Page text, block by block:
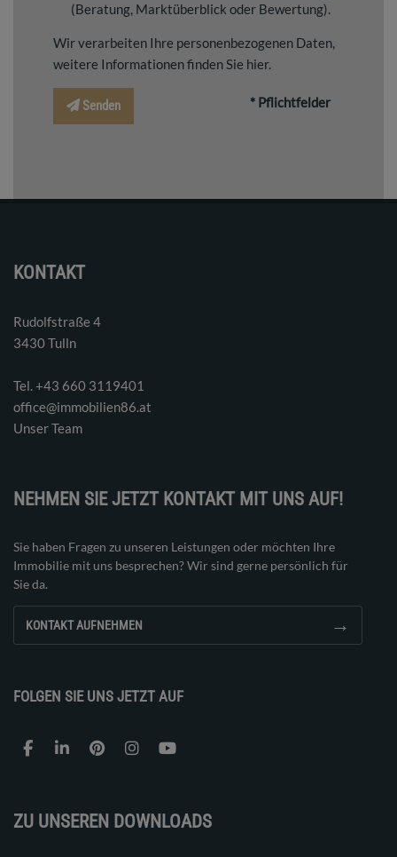
(Beratung, Marktüberblick oder Bewertung).
Wir verarbeiten Ihre personenbezogenen Daten,
weitere Informationen finden Sie hier.
Senden * Pflichtfelder
KONTAKT
Rudolfstraße 4
3430 Tulln
Tel. ‭+43 660 3119401‬
office@immobilien86.at
Unser Team
NEHMEN SIE JETZT KONTAKT MIT UNS AUF!
Sie haben Fragen zu unseren Leistungen oder möchten Ihre
Immobilie mit uns besprechen? Wir sind gerne persönlich für
Sie da.
KONTAKT AUFNEHMEN →
FOLGEN SIE UNS JETZT AUF
ZU UNSEREN DOWNLOADS